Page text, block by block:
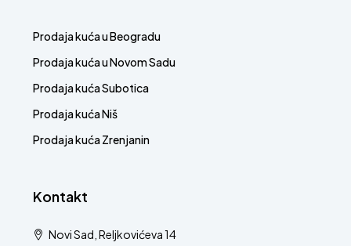
Prodaja kuća u Beogradu
Prodaja kuća u Novom Sadu
Prodaja kuća Subotica
Prodaja kuća Niš
Prodaja kuća Zrenjanin
Kontakt
Novi Sad, Reljkovićeva 14